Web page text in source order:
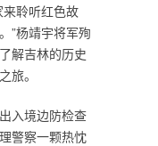
聆听红色故
”杨靖宇将军殉
解吉林的历史
旅。
入境边防检查
警察一颗热忱